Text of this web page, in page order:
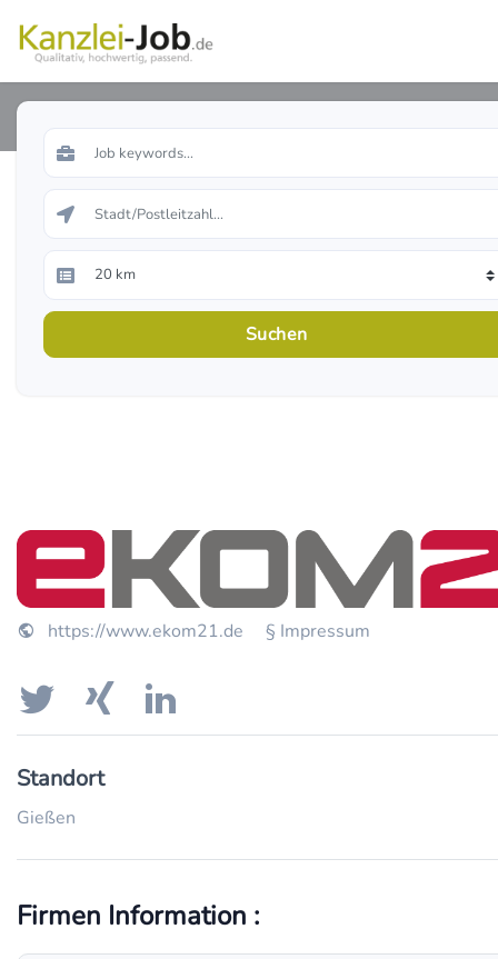
https://www.ekom21.de § Impressum
Standort
Gießen
Firmen Information :